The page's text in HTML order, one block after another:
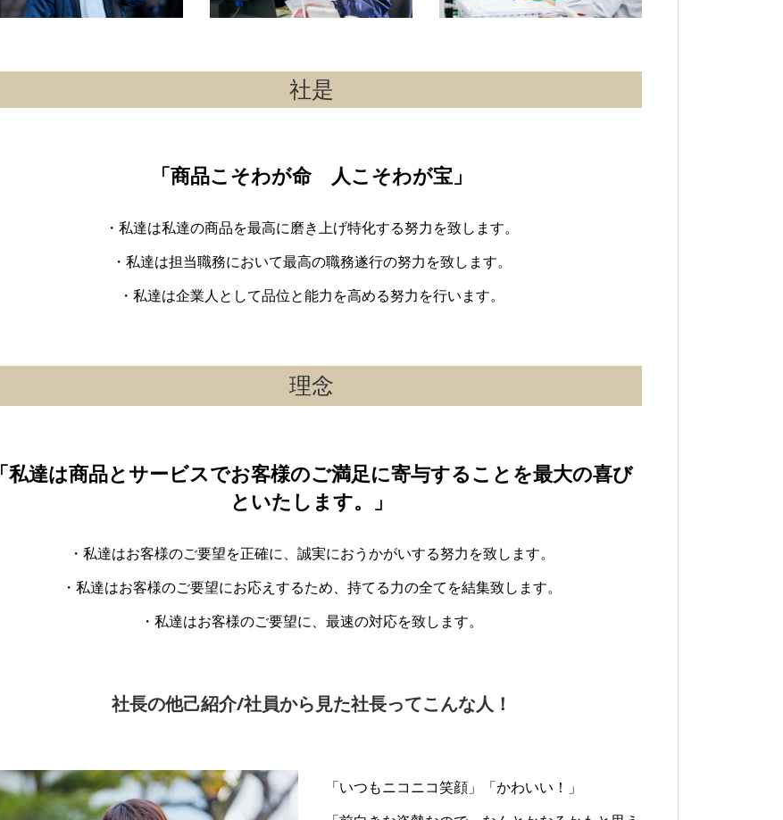
社是
「商品こそわが命 人こそわが宝」
・私達は私達の商品を最高に磨き上げ特化する努力を致します。
・私達は担当職務において最高の職務遂行の努力を致します。
・私達は企業人として品位と能力を高める努力を行います。
理念
「私達は商品とサービスでお客様のご満足に寄与することを最大の喜び
といたします。」
・私達はお客様のご要望を正確に、誠実におうかがいする努力を致します。
・私達はお客様のご要望にお応えするため、持てる力の全てを結集致します。
・私達はお客様のご要望に、最速の対応を致します。
社長の他己紹介/社員から見た社長ってこんな人！
「いつもニコニコ笑顔」「かわいい！」